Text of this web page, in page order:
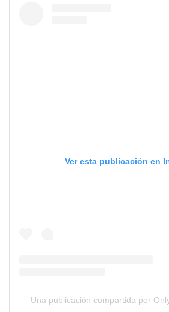
Ver esta publicación en
Una publicación compartida por